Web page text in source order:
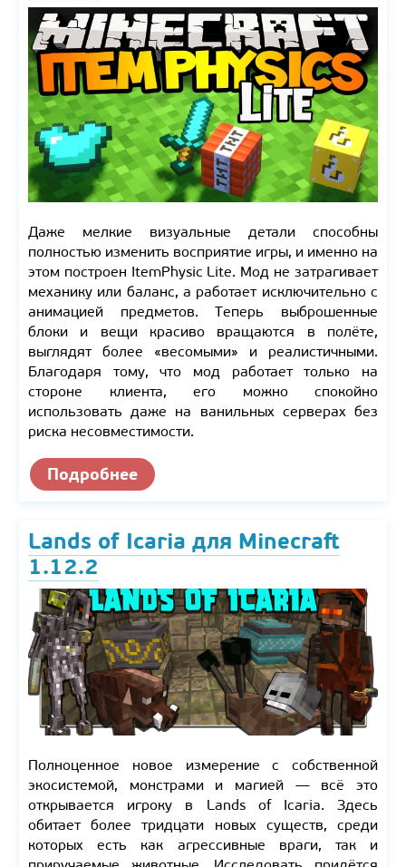
Даже мелкие визуальные детали способны
полностью изменить восприятие игры, и именно на
этом построен ItemPhysic Lite. Мод не затрагивает
механику или баланс, а работает исключительно с
анимацией предметов. Теперь выброшенные
блоки и вещи красиво вращаются в полёте,
выглядят более «весомыми» и реалистичными.
Благодаря тому, что мод работает только на
стороне клиента, его можно спокойно
использовать даже на ванильных серверах без
риска несовместимости.
Подробнее
Lands of Icaria для Minecraft
1.12.2
Полноценное новое измерение с собственной
экосистемой, монстрами и магией — всё это
открывается игроку в Lands of Icaria. Здесь
обитает более тридцати новых существ, среди
которых есть как агрессивные враги, так и